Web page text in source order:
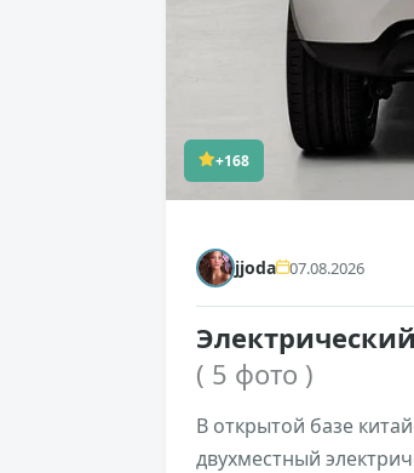
+168
jjoda 07.08.2026
( 5 фото )
В открытой базе
двухместный